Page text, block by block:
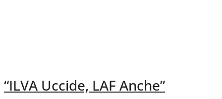
“ILVA Uccide, LAF Anche”